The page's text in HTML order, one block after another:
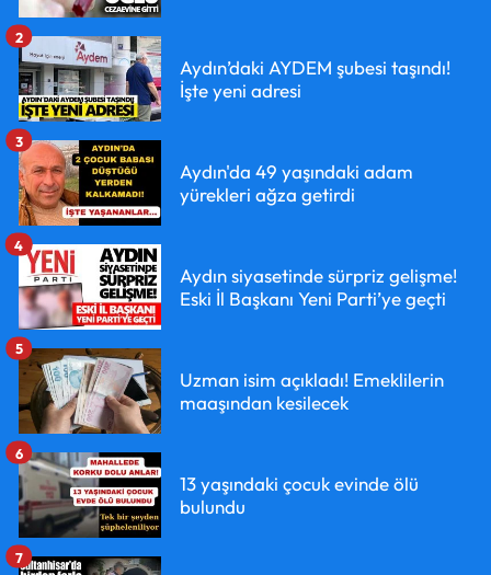
Aydın’daki AYDEM şubesi taşındı!
İşte yeni adresi
2
Aydın'da 49 yaşındaki adam
yürekleri ağza getirdi
3
Aydın siyasetinde sürpriz gelişme!
Eski İl Başkanı Yeni Parti’ye geçti
4
Uzman isim açıkladı! Emeklilerin
maaşından kesilecek
5
13 yaşındaki çocuk evinde ölü
bulundu
6
7